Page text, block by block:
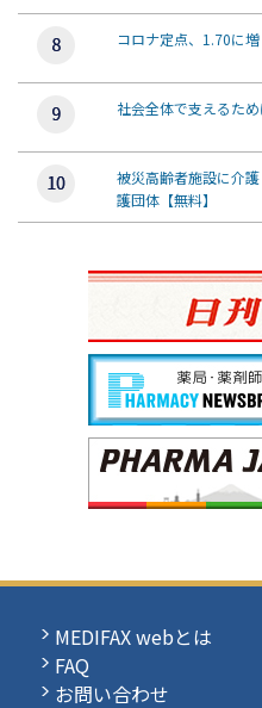
コロナ定点、1.70
社会全体で支えるため
被災高齢者施設に介
護団体【無料】
MEDIFAX webとは
FAQ
お問い合わせ